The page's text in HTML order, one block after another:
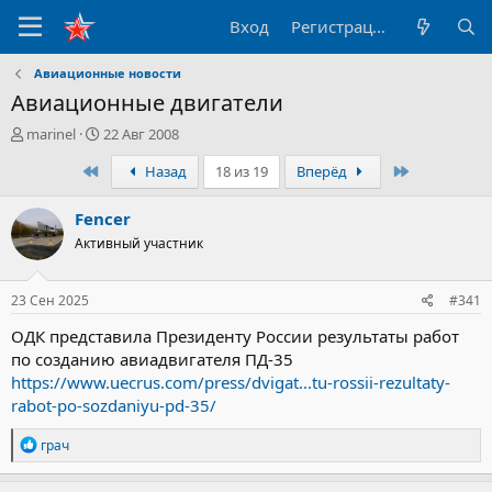
Вход Регистрация
Авиационные новости
Авиационные двигатели
А
р
т
е
м
ы
marinel
Д
н
а
ч
22 Авг 2008
ПервыйНазад 18 из 19 Вперёд
Fencer
Активный участник
23 Сен 2025 #341
ОДК представила Президенту России результаты работ
по созданию авиадвигателя ПД-35
https://www.uecrus.com/press/dvigat...tu-rossii-rezultaty-
rabot-po-sozdaniyu-pd-35/
Р
е
а
грач